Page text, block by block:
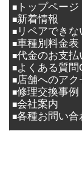
■ トップページ
■新着情報
■ リペアでき
■車種別料金表
■代金のお支払
■よくある質問
■店舗へのアク
■修理交換事例
■会社案内
■各種お問い合